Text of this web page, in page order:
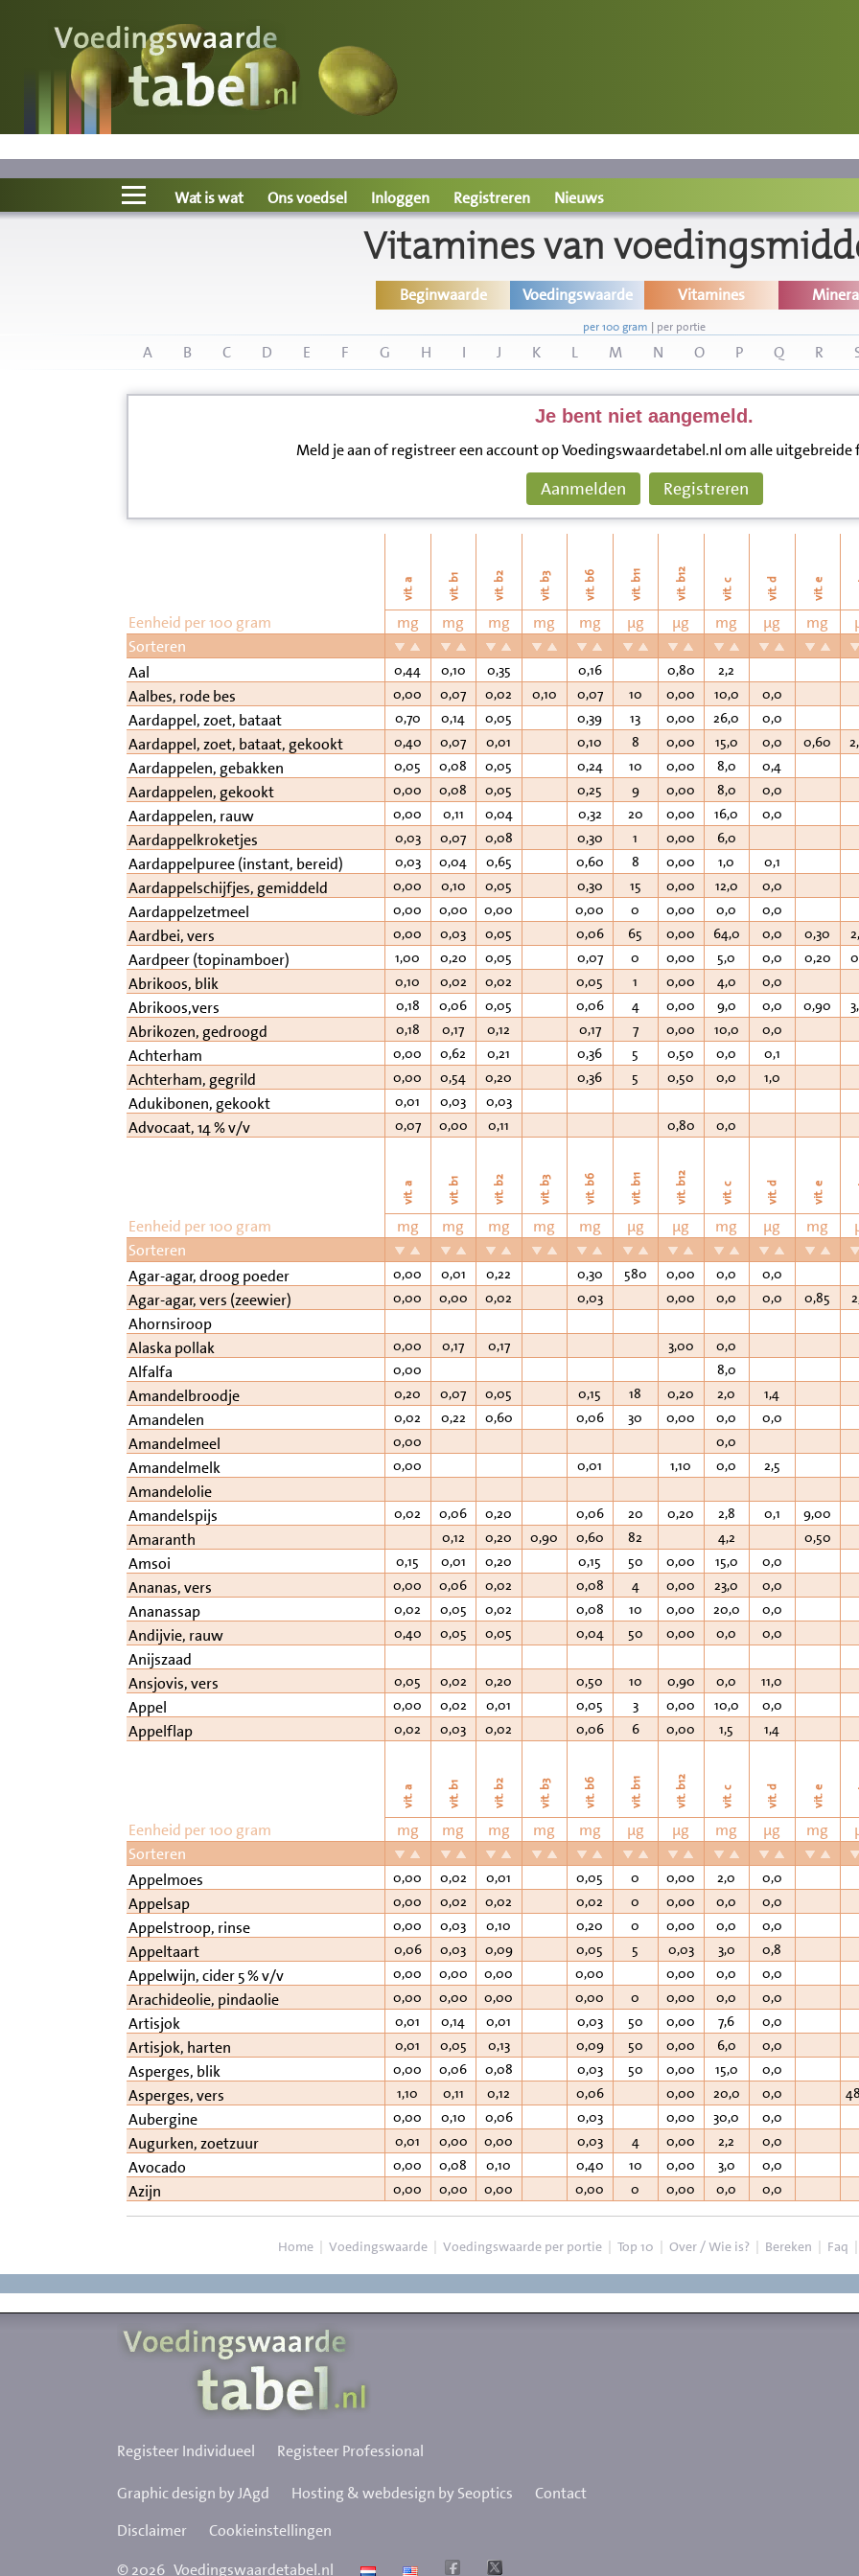
Voedingswaarde
Wat is wat?
Ons voedsel
Disclaimer
Wat is wat Ons voedsel Inloggen Registreren Nieuws
Vitamines van
Beginwaarde Voedingswaarde Vitamines
per 100 gram | per portie
A B C D E F G H I J K L M N O P Q R
Je bent niet aangemeld.
Meld je aan of registreer een account op Voedingswaardetabel.nl om alle
Aanmelden Registreren
vit. a vit. b1 vit. b2 vit. b3 vit. b6 vit. b11 vit. b12 vit. c vit. d vit. e
Eenheid per 100 gram mg mg mg mg mg µg µg mg µg mg
Sorteren
Aal
0,44 0,10 0,35 0,16 0,80 2,2
Aalbes, rode bes 0,00 0,07 0,02 0,10 0,07 10 0,00 10,0 0,0
Aardappel, zoet, bataat 0,70 0,14 0,05 0,39 13 0,00 26,0 0,0
Aardappel, zoet, bataat, gekookt 0,40 0,07 0,01 0,10 8 0,00 15,0 0,0 0,60
Aardappelen, gebakken 0,05 0,08 0,05 0,24 10 0,00 8,0 0,4
Aardappelen, gekookt 0,00 0,08 0,05 0,25 9 0,00 8,0 0,0
Aardappelen, rauw 0,00 0,11 0,04 0,32 20 0,00 16,0 0,0
Aardappelkroketjes 0,03 0,07 0,08 0,30 1 0,00 6,0
Aardappelpuree (instant, bereid) 0,03 0,04 0,65 0,60 8 0,00 1,0 0,1
Aardappelschijfjes, gemiddeld 0,00 0,10 0,05 0,30 15 0,00 12,0 0,0
Aardappelzetmeel 0,00 0,00 0,00 0,00 0 0,00 0,0 0,0
Aardbei, vers 0,00 0,03 0,05 0,06 65 0,00 64,0 0,0 0,30
Aardpeer (topinamboer) 1,00 0,20 0,05 0,07 0 0,00 5,0 0,0 0,20
Abrikoos, blik 0,10 0,02 0,02 0,05 1 0,00 4,0 0,0
Abrikoos,vers 0,18 0,06 0,05 0,06 4 0,00 9,0 0,0 0,90
Abrikozen, gedroogd 0,18 0,17 0,12 0,17 7 0,00 10,0 0,0
Achterham 0,00 0,62 0,21 0,36 5 0,50 0,0 0,1
Achterham, gegrild 0,00 0,54 0,20 0,36 5 0,50 0,0 1,0
Adukibonen, gekookt 0,01 0,03 0,03
Advocaat, 14 % v/v 0,07 0,00 0,11 0,80 0,0
vit. a vit. b1 vit. b2 vit. b3 vit. b6 vit. b11 vit. b12 vit. c vit. d vit. e
Eenheid per 100 gram mg mg mg mg mg µg µg mg µg mg
Sorteren
Agar-agar, droog poeder
0,00 0,01 0,22 0,30 580 0,00 0,0 0,0
Agar-agar, vers (zeewier) 0,00 0,00 0,02 0,03 0,00 0,0 0,0 0,85
Ahornsiroop
Alaska pollak 0,00 0,17 0,17 3,00 0,0
Alfalfa 0,00 8,0
Amandelbroodje 0,20 0,07 0,05 0,15 18 0,20 2,0 1,4
Amandelen 0,02 0,22 0,60 0,06 30 0,00 0,0 0,0
Amandelmeel 0,00 0,0
Amandelmelk 0,00 0,01 1,10 0,0 2,5
Amandelolie
Amandelspijs 0,02 0,06 0,20 0,06 20 0,20 2,8 0,1 9,00
Amaranth 0,12 0,20 0,90 0,60 82 4,2 0,50
Amsoi 0,15 0,01 0,20 0,15 50 0,00 15,0 0,0
Ananas, vers 0,00 0,06 0,02 0,08 4 0,00 23,0 0,0
Ananassap 0,02 0,05 0,02 0,08 10 0,00 20,0 0,0
Andijvie, rauw 0,40 0,05 0,05 0,04 50 0,00 0,0 0,0
Anijszaad
Ansjovis, vers 0,05 0,02 0,20 0,50 10 0,90 0,0 11,0
Appel 0,00 0,02 0,01 0,05 3 0,00 10,0 0,0
Appelflap 0,02 0,03 0,02 0,06 6 0,00 1,5 1,4
vit. a vit. b1 vit. b2 vit. b3 vit. b6 vit. b11 vit. b12 vit. c vit. d vit. e
Eenheid per 100 gram mg mg mg mg mg µg µg mg µg mg
Sorteren
Appelmoes
0,00 0,02 0,01 0,05 0 0,00 2,0 0,0
Appelsap 0,00 0,02 0,02 0,02 0 0,00 0,0 0,0
Appelstroop, rinse 0,00 0,03 0,10 0,20 0 0,00 0,0 0,0
Appeltaart 0,06 0,03 0,09 0,05 5 0,03 3,0 0,8
Appelwijn, cider 5 % v/v 0,00 0,00 0,00 0,00 0,00 0,0 0,0
Arachideolie, pindaolie 0,00 0,00 0,00 0,00 0 0,00 0,0 0,0
Artisjok 0,01 0,14 0,01 0,03 50 0,00 7,6 0,0
Artisjok, harten 0,01 0,05 0,13 0,09 50 0,00 6,0 0,0
Asperges, blik 0,00 0,06 0,08 0,03 50 0,00 15,0 0,0
Asperges, vers 1,10 0,11 0,12 0,06 0,00 20,0 0,0
Aubergine 0,00 0,10 0,06 0,03 0,00 30,0 0,0
Augurken, zoetzuur 0,01 0,00 0,00 0,03 4 0,00 2,2 0,0
Avocado 0,00 0,08 0,10 0,40 10 0,00 3,0 0,0
Azijn 0,00 0,00 0,00 0,00 0 0,00 0,0 0,0
Home | Voedingswaarde | Voedingswaarde per portie | Top 10 | Over / Wie is? | Bereken | Faq |
Registeer Individueel Registeer Professional
Graphic design by JAgd Hosting & webdesign by Seoptics
Contact
Disclaimer
Cookieinstellingen
©2026 Voedingswaardetabel.nl